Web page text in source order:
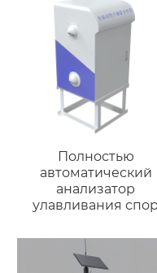
Полностью
автоматический
анализатор
улавливания спор